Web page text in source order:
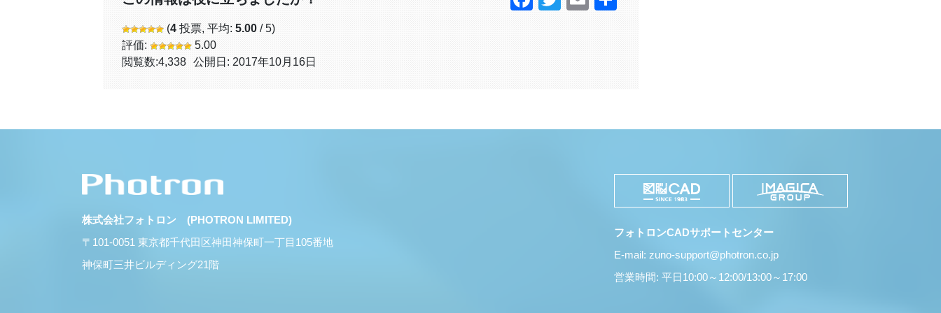
(4 投票, 平均: 5.00 / 5)
評価:
5.00
閲覧数:4,338 公開日: 2017年10月16日
株式会社フォトロン (PHOTRON LIMITED)
〒101-0051 東京都千代田区神田神保町一丁目105番地
神保町三井ビルディング21階
フォトロンCADサポートセンター
E-mail: zuno-support@photron.co.jp
営業時間: 平日10:00～12:00/13:00～17:00